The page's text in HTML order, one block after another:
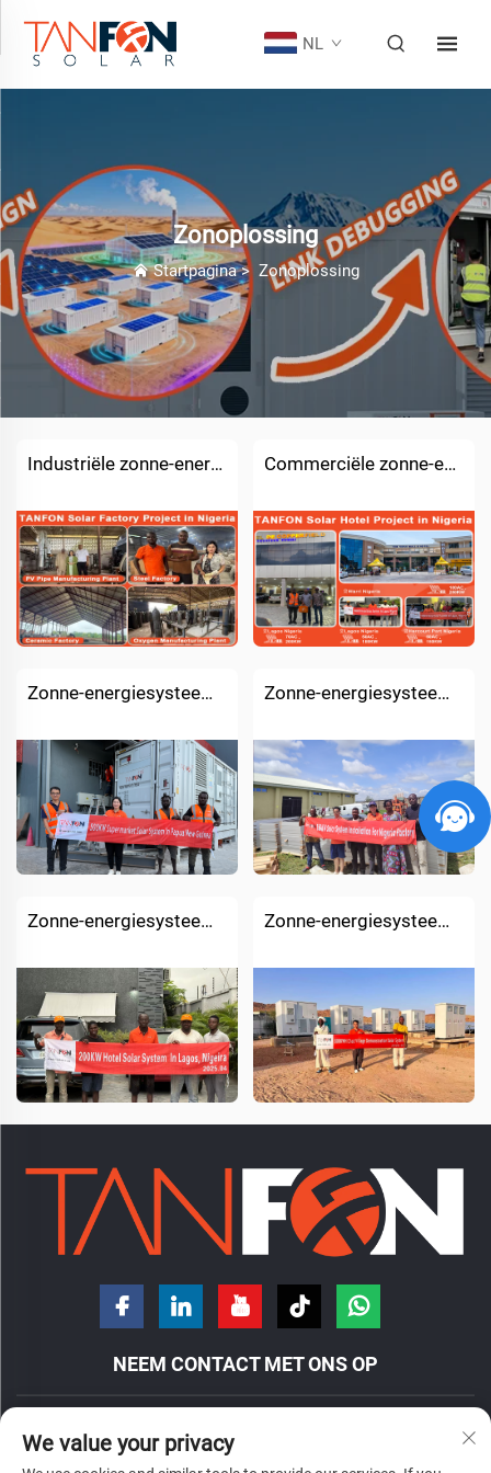
NL
Zonoplossing
Startpagina> Zonoplossing
Industriële zonne-energieoplossingen voor fabrieken Commerciële zonne-energieoplossingen voor hotels
Zonne-energiesysteem voor supermarkt Zonne-energiesysteem voor fabriek
Zonne-energiesysteem voor hotel Zonne-energiesysteem voor dorp
NEEM CONTACT MET ONS OP
Nr. 7 Hongde Road, Nanzhuang Town, District Chancheng, Stad
Foshan, Provincie Guangdong, China.
We value your privacy